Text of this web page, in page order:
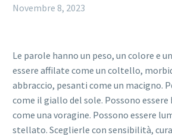
Novembre 8, 2023
Le parole hanno un peso, un colore e
essere affilate come un coltello,
abbraccio, pesanti come un macigno.
come il giallo del sole. Possono essere
come una voragine. Possono essere
stellato. Sceglierle con sensibilità,